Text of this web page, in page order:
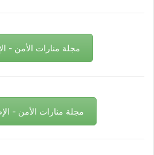
مجلة منارات الأمن -
مجلة منارات الأمن -